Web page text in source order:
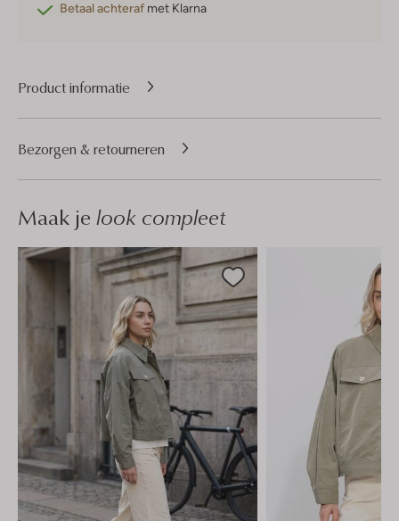
Betaal achteraf met Klarna
Product informatie
Bezorgen & retourneren
Maak je look compleet